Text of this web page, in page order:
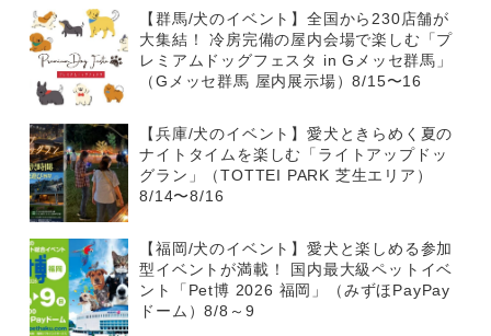
【群馬/犬のイベント】全国から230店舗が
大集結！ 冷房完備の屋内会場で楽しむ「プ
レミアムドッグフェスタ in Gメッセ群馬」
（Gメッセ群馬 屋内展示場）8/15〜16
【兵庫/犬のイベント】愛犬ときらめく夏の
ナイトタイムを楽しむ「ライトアップドッ
グラン」（TOTTEI PARK 芝生エリア）
8/14〜8/16
【福岡/犬のイベント】愛犬と楽しめる参加
型イベントが満載！ 国内最大級ペットイベ
ント「Pet博 2026 福岡」（みずほPayPay
ドーム）8/8～9